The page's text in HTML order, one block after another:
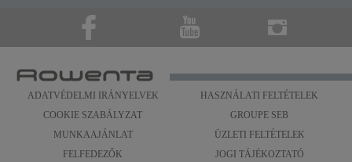
ADATVÉDELMI IRÁNYELVEK
HASZNÁLATI FELTÉTELEK
COOKIE SZABÁLYZAT
GROUPE SEB
MUNKAAJÁNLAT
ÜZLETI FELTÉTELEK
FELFEDEZŐK
JOGI TÁJÉKOZTATÓ